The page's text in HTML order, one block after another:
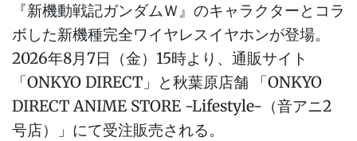
『新機動戦記ガンダムＷ』のキャラクターとコラ
ボした新機種完全ワイヤレスイヤホンが登場。
2026年8月7日（金）15時より、通販サイト
「ONKYO DIRECT」と秋葉原店舗 「ONKYO
DIRECT ANIME STORE -Lifestyle-（音アニ2
号店）」にて受注販売される。